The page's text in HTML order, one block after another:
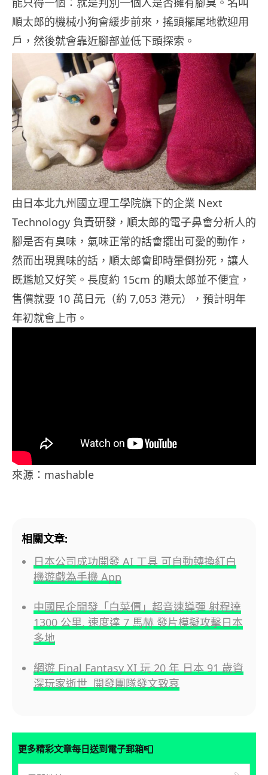
順太郎的機械小狗會緩步前來，搖頭擺尾地歡迎用
戶，然後就會靠近腳部並低下頭探索。
由日本北九州國立理工學院旗下的企業 Next
Technology 負責研發，順太郎的電子鼻會分析人的
腳是否有臭味，氣味正常的話會擺出可愛的動作，
然而出現異味的話，順太郎會即時暈倒扮死，讓人
既尷尬又好笑。長度約 15cm 的順太郎並不便宜，
售價就要 10 萬日元（約 7,053 港元），預計明年
年初就會上市。
來源：mashable
相關文章:
日本公司成功開發 AI 工具 可自動轉換紅白
機遊戲為手機 App
中國民企開發「白菜價」超音速導彈 射程達
1300 公里, 速度達 7 馬赫 發片模擬攻擊日本
多地
網遊 Final Fantasy XI 玩 20 年 日本 91 歲資
深玩家逝世 開發團隊發文致哀
更多精彩文章每日送到電子郵箱📮